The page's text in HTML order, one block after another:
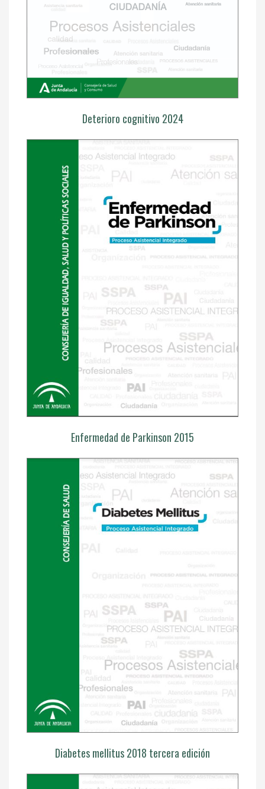
Deterioro cognitivo 2024
Enfermedad de Parkinson 2015
Diabetes mellitus 2018 tercera edición